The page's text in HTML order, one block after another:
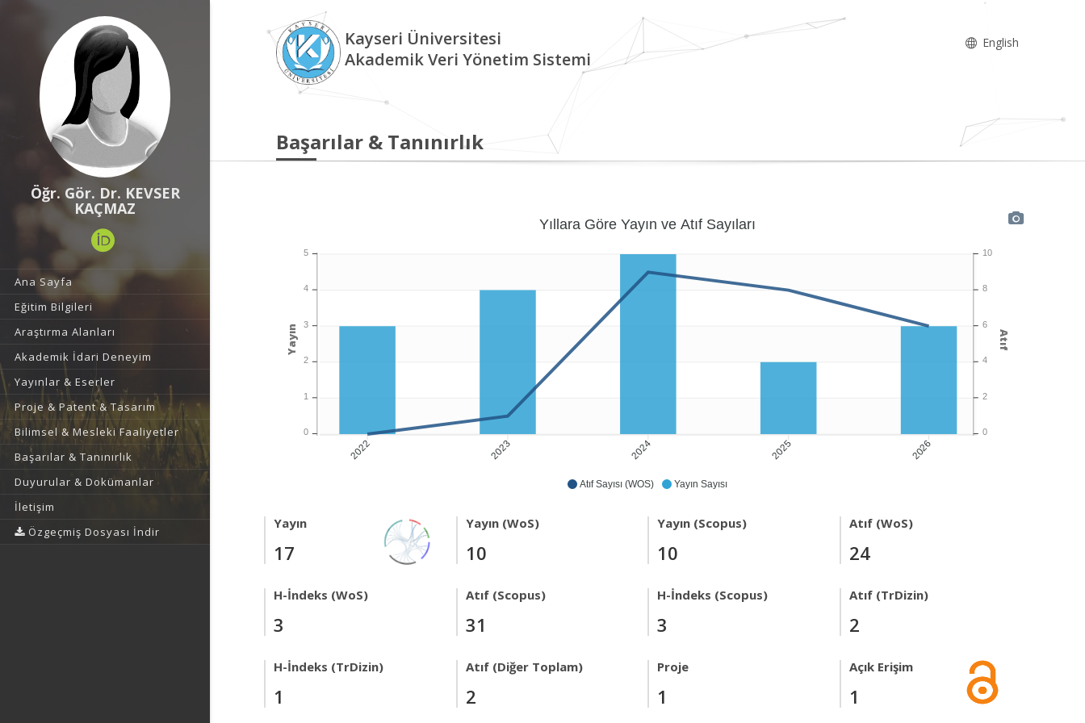
Öğr. Gör. Dr. KEVSER
KAÇMAZ
Ana Sayfa
Eğitim Bilgileri
Araştırma Alanları
Akademik İdari Deneyim
Yayınlar & Eserler
Proje & Patent & Tasarım
Bilimsel & Mesleki Faaliyetler
Başarılar & Tanınırlık
Duyurular & Dokümanlar
İletişim
Özgeçmiş Dosyası İndir
Kayseri Üniversitesi
Akademik Veri Yönetim Sistemi
English
Başarılar & Tanınırlık
Atıf Sayısı (WOS) Yayın Sayısı
2022 2023 2024 2025 2026
Yıllara Göre Yayın ve Atıf Sayıları
10
8
6
4
2
0
Atıf
5
4
3
2
1
0
Yayın
Yayın
17
Yayın (WoS)
10
Yayın (Scopus)
10
Atıf (WoS)
24
H-İndeks (WoS)
3
Atıf (Scopus)
31
H-İndeks (Scopus)
3
Atıf (TrDizin)
2
H-İndeks (TrDizin)
1
Atıf (Diğer Toplam)
2
Proje
1
Açık Erişim
1